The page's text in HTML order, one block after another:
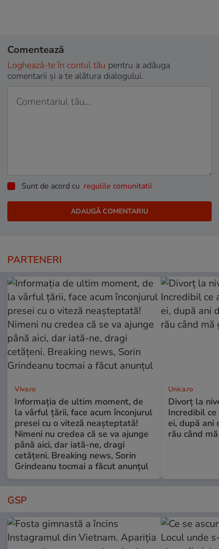
Comentează
Loghează-te în contul tău pentru a adăuga
comentarii și a te alătura dialogului.
Sunt de acord cu regulile comunitatii
PARTENERI
Viva.ro
Informația de ultim moment, de
la vârful țării, face acum înconjurul
presei cu o viteză neașteptată!
Nimeni nu credea că se va ajunge
până aici, dar iată-ne, dragi
cetățeni. Breaking news, Sorin
Grindeanu tocmai a făcut anunțul
Unica.ro
Divorț la
Incredibil
ei, după ani
rău când
GSP